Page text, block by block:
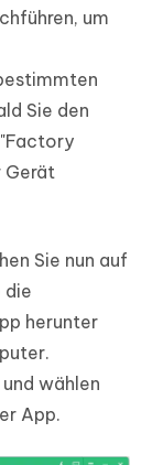
um
Sie den
Gerät
Sie nun auf
die
herunter
wählen
App.